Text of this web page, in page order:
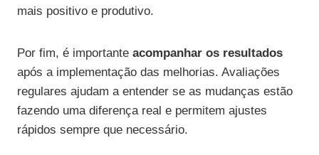
mais positivo e produtivo.
Por fim, é importante acompanhar os resultados
após a implementação das melhorias. Avaliações
regulares ajudam a entender se as mudanças estão
fazendo uma diferença real e permitem ajustes
rápidos sempre que necessário.